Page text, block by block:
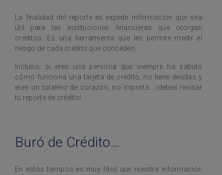
La finalidad del reporte es expedir información que sea
útil para las instituciones financieras que otorgan
créditos. Es una herramienta que les permite medir el
riesgo de cada crédito que conceden.
Incluso, si eres una persona que siempre ha sabido
cómo funciona una tarjeta de crédito, no tiene deudas y
eres un totalero de corazón, no importa… ¡debes revisar
tu reporte de crédito!
Buró de Crédito…
En estos tiempos es muy fácil que nuestra información